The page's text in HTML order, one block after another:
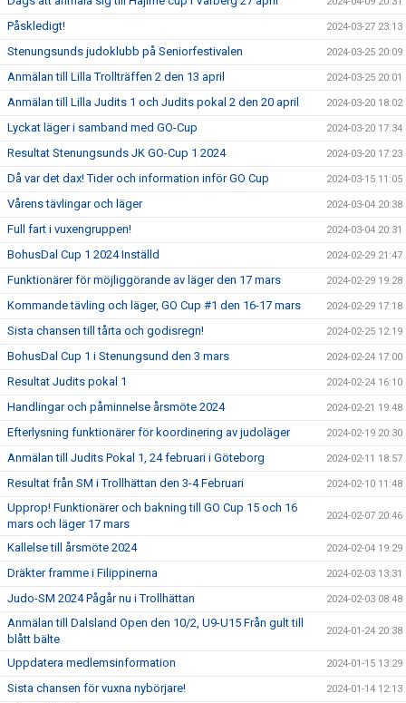
Påskledigt! 2024-03-27 23:13
Stenungsunds judoklubb på Seniorfestivalen 2024-03-25 20:09
Anmälan till Lilla Trollträffen 2 den 13 april 2024-03-25 20:01
Anmälan till Lilla Judits 1 och Judits pokal 2 den 20 april 2024-03-20 18:02
Lyckat läger i samband med GO-Cup 2024-03-20 17:34
Resultat Stenungsunds JK GO-Cup 1 2024 2024-03-20 17:23
Då var det dax! Tider och information inför GO Cup 2024-03-15 11:05
Vårens tävlingar och läger 2024-03-04 20:38
Full fart i vuxengruppen! 2024-03-04 20:31
BohusDal Cup 1 2024 Inställd 2024-02-29 21:47
Funktionärer för möjliggörande av läger den 17 mars 2024-02-29 19:28
Kommande tävling och läger, GO Cup #1 den 16-17 mars 2024-02-29 17:18
Sista chansen till tårta och godisregn! 2024-02-25 12:19
BohusDal Cup 1 i Stenungsund den 3 mars 2024-02-24 17:00
Resultat Judits pokal 1 2024-02-24 16:10
Handlingar och påminnelse årsmöte 2024 2024-02-21 19:48
Efterlysning funktionärer för koordinering av judoläger 2024-02-19 20:30
Anmälan till Judits Pokal 1, 24 februari i Göteborg 2024-02-11 18:57
Resultat från SM i Trollhättan den 3-4 Februari 2024-02-10 11:48
Upprop! Funktionärer och bakning till GO Cup 15 och 16
mars och läger 17 mars
2024-02-07 20:46
Kallelse till årsmöte 2024 2024-02-04 19:29
Dräkter framme i Filippinerna 2024-02-03 13:31
Judo-SM 2024 Pågår nu i Trollhättan 2024-02-03 08:48
Anmälan till Dalsland Open den 10/2, U9-U15 Från gult till
blått bälte
2024-01-24 20:38
Uppdatera medlemsinformation 2024-01-15 13:29
Sista chansen för vuxna nybörjare! 2024-01-14 12:13